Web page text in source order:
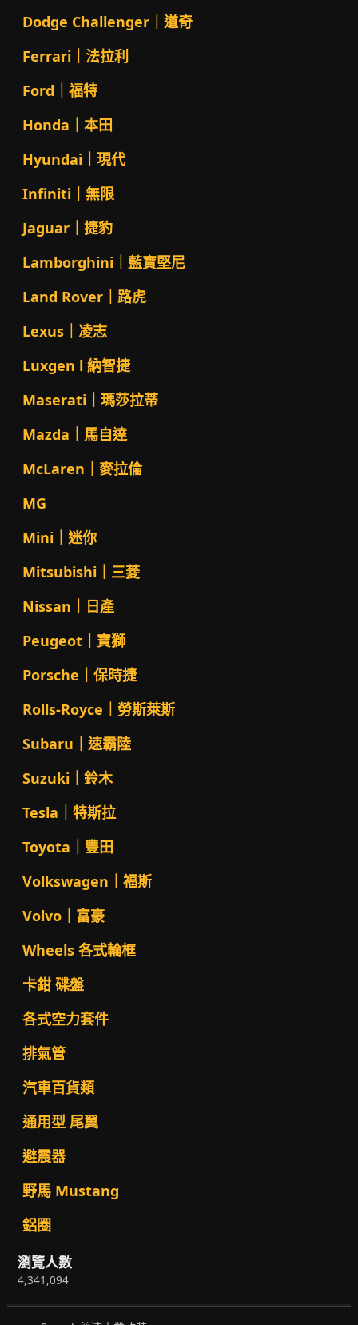
Dodge Challenger｜道奇
Ferrari｜法拉利
Ford｜福特
Honda｜本田
Hyundai｜現代
Infiniti｜無限
Jaguar｜捷豹
Lamborghini｜藍寶堅尼
Land Rover｜路虎
Lexus｜凌志
Luxgen l 納智捷
Maserati｜瑪莎拉蒂
Mazda｜馬自達
McLaren｜麥拉倫
MG
Mini｜迷你
Mitsubishi｜三菱
Nissan｜日產
Peugeot｜寶獅
Porsche｜保時捷
Rolls-Royce｜勞斯萊斯
Subaru｜速霸陸
Suzuki｜鈴木
Tesla｜特斯拉
Toyota｜豐田
Volkswagen｜福斯
Volvo｜富豪
Wheels 各式輪框
卡鉗 碟盤
各式空力套件
排氣管
汽車百貨類
通用型 尾翼
避震器
野馬 Mustang
鋁圈
瀏覽人數
4,341,094